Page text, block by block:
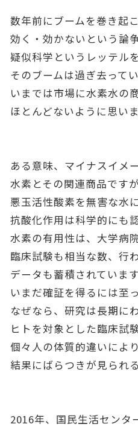
数年前にブームを巻き起
効く・効かないという論
疑似科学というレッテル
そのブームは過ぎ去って
いまでは市場に水素水の
ほとんどないように思いま
ある意味、マイナスイメ
水素とその関連商品です
悪玉活性酸素を無害な水
抗酸化作用は科学的にも
水素の有用性は、大学病
臨床試験も相当な数、行
データも蓄積されています
いまだ確証を得るには至
なぜなら、研究は長期に
ヒトを対象とした臨床試
個々人の体質的違いにより
結果にばらつきが見られる
2016年、国民生活センタ